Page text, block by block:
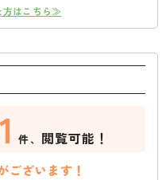
方はこちら≫
件、 閲覧可能！
ございます！